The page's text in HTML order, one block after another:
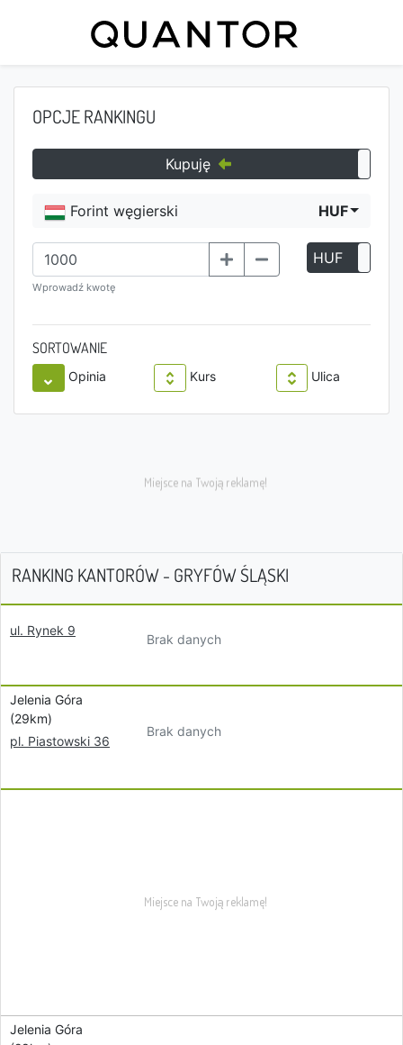
OPCJE RANKINGU
Kupuję
Forint węgierski HUF
Wprowadź kwotę
HUF
SORTOWANIE
Opinia Kurs Ulica
RANKING KANTORÓW - GRYFÓW ŚLĄSKI
ul. Rynek 9
Brak danych
Jelenia Góra
(29km)
pl. Piastowski 36
Brak danych
Jelenia Góra